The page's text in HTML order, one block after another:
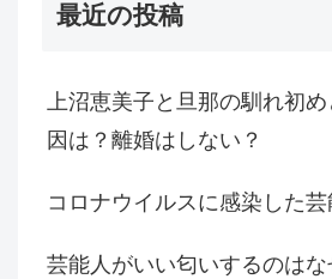
最近の投稿
上沼恵美子と旦那の馴れ初
因は？離婚はしない？
コロナウイルスに感染した芸
芸能人がいい匂いするのはな